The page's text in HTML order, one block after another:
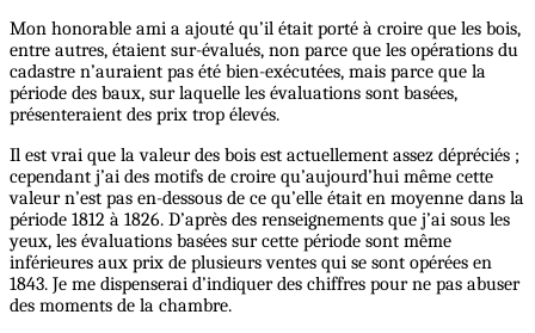
Mon honorable ami a ajouté qu’il était porté à croire que les bois,
entre autres, étaient sur-évalués, non parce que les opérations du
cadastre n’auraient pas été bien-exécutées, mais parce que la
période des baux, sur laquelle les évaluations sont basées,
présenteraient des prix trop élevés.
Il est vrai que la valeur des bois est actuellement assez dépréciés ;
cependant j’ai des motifs de croire qu’aujourd’hui même cette
valeur n’est pas en-dessous de ce qu’elle était en moyenne dans la
période 1812 à 1826. D’après des renseignements que j’ai sous les
yeux, les évaluations basées sur cette période sont même
inférieures aux prix de plusieurs ventes qui se sont opérées en
1843. Je me dispenserai d’indiquer des chiffres pour ne pas abuser
des moments de la chambre.